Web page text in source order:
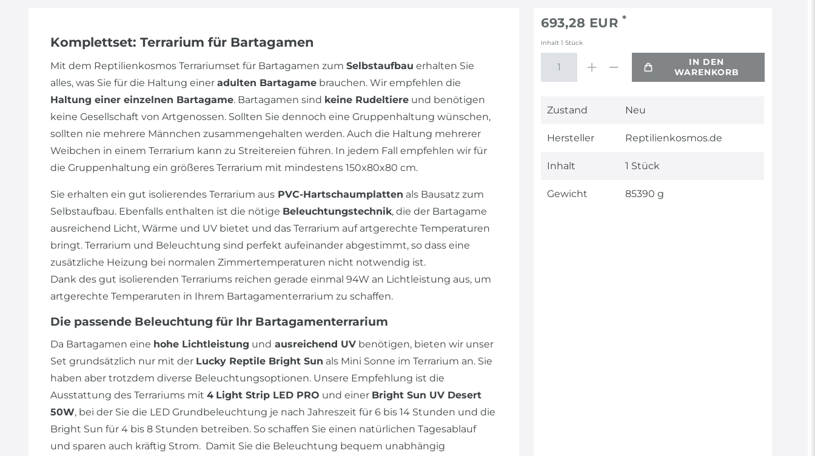
Komplettset: Terrarium für Bartagamen
Mit dem Reptilienkosmos Terrariumset für Bartagamen zum Selbstaufbau erhalten Sie
alles, was Sie für die Haltung einer adulten Bartagame brauchen. Wir empfehlen die
Haltung einer einzelnen Bartagame. Bartagamen sind keine Rudeltiere und benötigen
keine Gesellschaft von Artgenossen. Sollten Sie dennoch eine Gruppenhaltung wünschen,
sollten nie mehrere Männchen zusammengehalten werden. Auch die Haltung mehrerer
Weibchen in einem Terrarium kann zu Streitereien führen. In jedem Fall empfehlen wir für
die Gruppenhaltung ein größeres Terrarium mit mindestens 150x80x80 cm.
Sie erhalten ein gut isolierendes Terrarium aus PVC-Hartschaumplatten als Bausatz zum
Selbstaufbau. Ebenfalls enthalten ist die nötige Beleuchtungstechnik, die der Bartagame
ausreichend Licht, Wärme und UV bietet und das Terrarium auf artgerechte Temperaturen
bringt. Terrarium und Beleuchtung sind perfekt aufeinander abgestimmt, so dass eine
zusätzliche Heizung bei normalen Zimmertemperaturen nicht notwendig ist.
Dank des gut isolierenden Terrariums reichen gerade einmal 94W an Lichtleistung aus, um
artgerechte Temperaruten in Ihrem Bartagamenterrarium zu schaffen.
Die passende Beleuchtung für Ihr Bartagamenterrarium
Da Bartagamen eine hohe Lichtleistung und ausreichend UV benötigen, bieten wir unser
Set grundsätzlich nur mit der Lucky Reptile Bright Sun als Mini Sonne im Terrarium an. Sie
haben aber trotzdem diverse Beleuchtungsoptionen. Unsere Empfehlung ist die
Ausstattung des Terrariums mit 4 Light Strip LED PRO und einer Bright Sun UV Desert
50W, bei der Sie die LED Grundbeleuchtung je nach Jahreszeit für 6 bis 14 Stunden und die
Bright Sun für 4 bis 8 Stunden betreiben. So schaffen Sie einen natürlichen Tagesablauf
und sparen auch kräftig Strom. Damit Sie die Beleuchtung bequem unabhängig
693,28 EUR *
Inhalt1Stück
IN DEN
WARENKORB
Technisches
Wert
Zustand Neu
Hersteller Reptilienkosmos.de
Inhalt 1 Stück
Gewicht 85390 g